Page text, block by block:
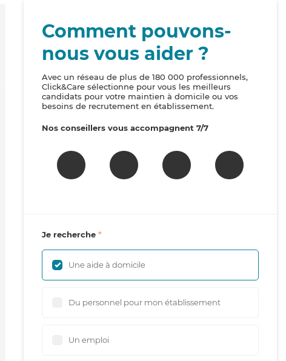
Comment pouvons-
nous vous aider ?
Avec un réseau de plus de 180 000 professionnels,
Click&Care sélectionne pour vous les meilleurs
candidats pour votre maintien à domicile ou vos
besoins de recrutement en établissement.
Nos conseillers vous accompagnent 7/7
Je recherche
Une aide à domicile
Du personnel pour mon établissement
Un emploi